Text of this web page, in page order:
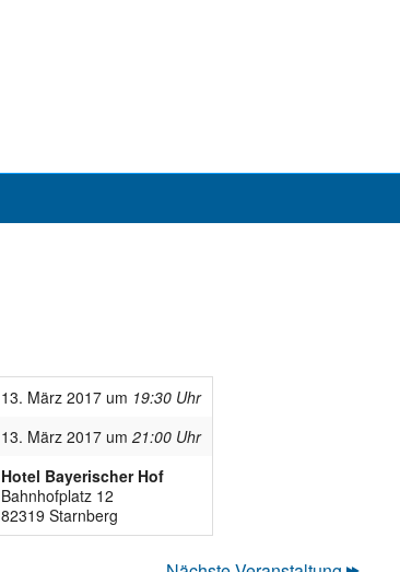
13. März 2017 um 19:30 Uhr
13. März 2017 um 21:00 Uhr
Hotel Bayerischer Hof
Bahnhofplatz 12
82319 Starnberg